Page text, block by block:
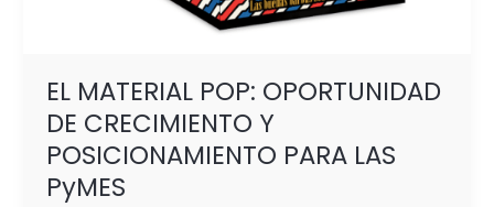
EL MATERIAL POP: OPORTUNIDAD
DE CRECIMIENTO Y
POSICIONAMIENTO PARA LAS
PyMES